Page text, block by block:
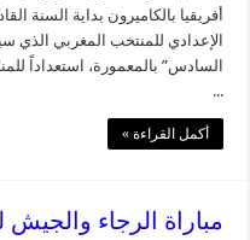
أفريقيا بالكاميرون بداية السنة
الإعدادي للمنتخب المغربي الذي
السادس” بالمعمورة، استعداداً
...
أكمل القراءة »
مباراة الرجاء